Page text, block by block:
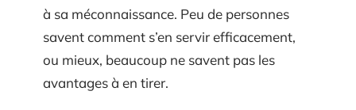
à sa méconnaissance. Peu de personnes
savent comment s’en servir efficacement,
ou mieux, beaucoup ne savent pas les
avantages à en tirer.